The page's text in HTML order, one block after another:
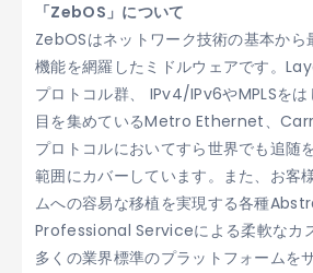
「ZebOS」について
ZebOSはネットワーク技術の基本から
機能を網羅したミドルウェアです。
プロトコル群、 IPv4/IPv6やMPLSを
目を集めているMetro Ethernet、
プロトコルにおいてすら世界でも追随
範囲にカバーしています。また、お客
ムへの容易な移植を実現する各種
Professional Serviceによる柔軟なカ
多くの業界標準のプラットフォームを